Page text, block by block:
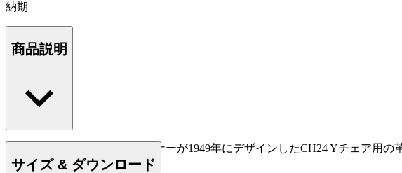
納期
商品説明
CU CH24は、ハンス J. ウェグナーが1949年にデザインしたCH24 Yチェア用
サイズ & ダウンロード